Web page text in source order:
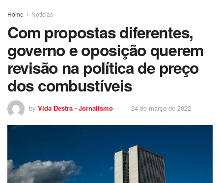
Home Noticias
Com propostas diferentes,
governo e oposição querem
revisão na política de preço
dos combustíveis
by Vida Destra - Jornalismo 24 de março de 2022